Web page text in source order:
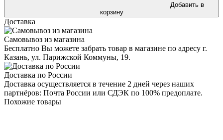
Добавить в
корзину
Доставка
Самовывоз из магазина
Бесплатно Вы можете забрать товар в магазине по адресу г.
Казань, ул. Парижской Коммуны, 19.
Доставка по России
Доставка осуществляется в течение 2 дней через наших
партнёров: Почта России или СДЭК по 100% предоплате.
Похожие товары